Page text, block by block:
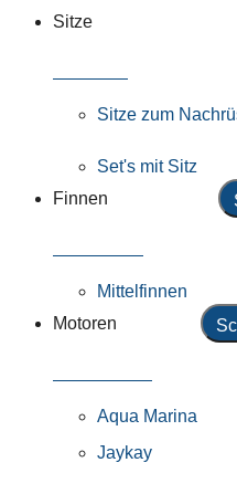
Sitze
Sitze zum
Set's mit Sitz
Finnen
Mittelfinnen
Motoren
Aqua Marina
Jaykay